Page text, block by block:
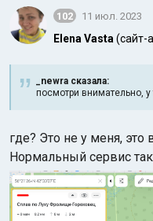
102 11 июл. 2023
Elena Vasta (сайт-
_newra сказалa:
посмотри внимательно,
где? Это не у меня, это
Нормальный сервис